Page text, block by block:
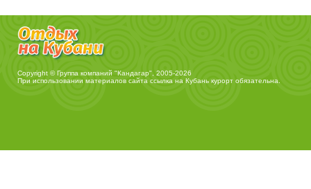
Copyright © Группа компаний "Кандагар", 2005-2026
При использовании материалов сайта ссылка на Кубань курорт обязательна.